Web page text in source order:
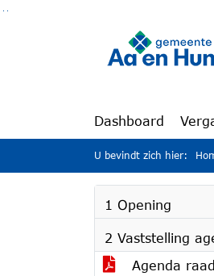
Dashboard
U bevindt zich hier:
1 Opening
2 Vaststelling
Agenda